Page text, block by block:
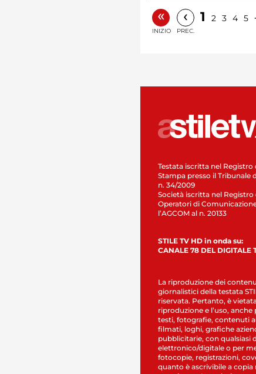
«
INIZIO
‹
PREC.
1 2 3 4 5
Testata iscritta nel Registro
Stampa presso il Tribunale
n. 34/2009
Società iscritta nel Registro
Operatori di
l’AGCOM al n. 20133
STILE TV HD in onda su:
CANALE 78 DEL DIGITALE
La riproduzione dei
giornalistici della testata
riservata. Pertanto, è
riproduzione e l’uso, anche
testi, fotografie, contenuti
filmati, loghi, grafiche
pubblicitarie, con qualsiasi
elettronico/digitale o per
fotocopie, registrazioni,
quanto è ascrivibile a copia